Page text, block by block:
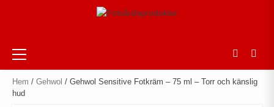
Primary
Menu
Hem / Gehwol / Gehwol Sensitive Fotkräm – 75 ml – Torr och känslig
hud